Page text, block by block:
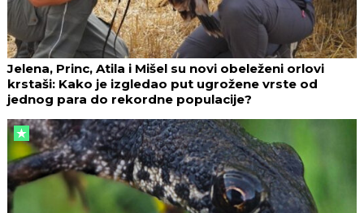
Jelena, Princ, Atila i Mišel su novi obeleženi orlovi
krstaši: Kako je izgledao put ugrožene vrste od
jednog para do rekordne populacije?